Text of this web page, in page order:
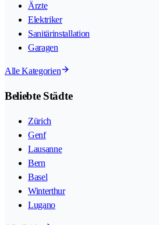
Ärzte
Elektriker
Sanitärinstallation
Garagen
Alle Kategorien
Beliebte Städte
Zürich
Genf
Lausanne
Bern
Basel
Winterthur
Lugano